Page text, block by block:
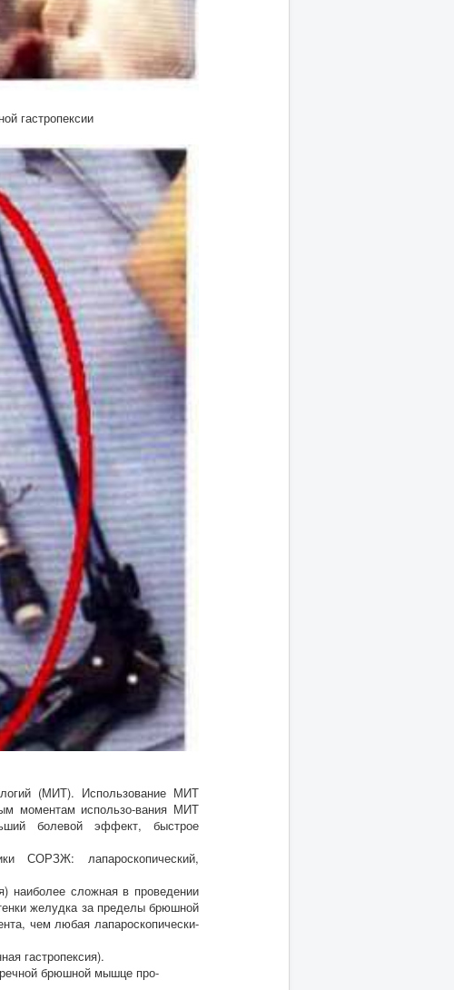
гастропексии
(МИТ). Использование МИТ
моментам использо-вания МИТ
болевой эффект, быстрое
СОРЗЖ: лапароскопический,
наиболее сложная в проведении
желудка за пределы брюшной
чем любая лапароскопически-
гастропексия).
брюшной мышце про-